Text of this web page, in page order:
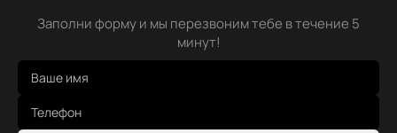
Заполни форму и мы перезвоним тебе в течение 5
минут!